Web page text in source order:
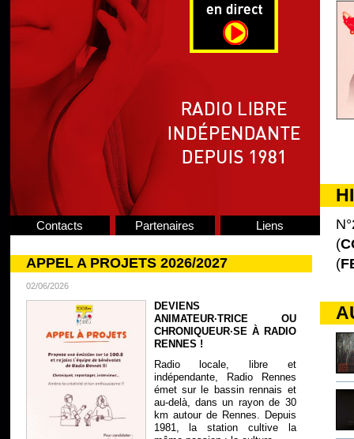
Contacts Partenaires Liens
APPEL A PROJETS 2026/2027
02/06/2026
DEVIENS
ANIMATEUR·TRICE OU
CHRONIQUEUR·SE À RADIO
RENNES !
Radio locale, libre et
indépendante, Radio Rennes
émet sur le bassin rennais et
au-delà, dans un rayon de 30
km autour de Rennes. Depuis
1981, la station cultive la
(
(